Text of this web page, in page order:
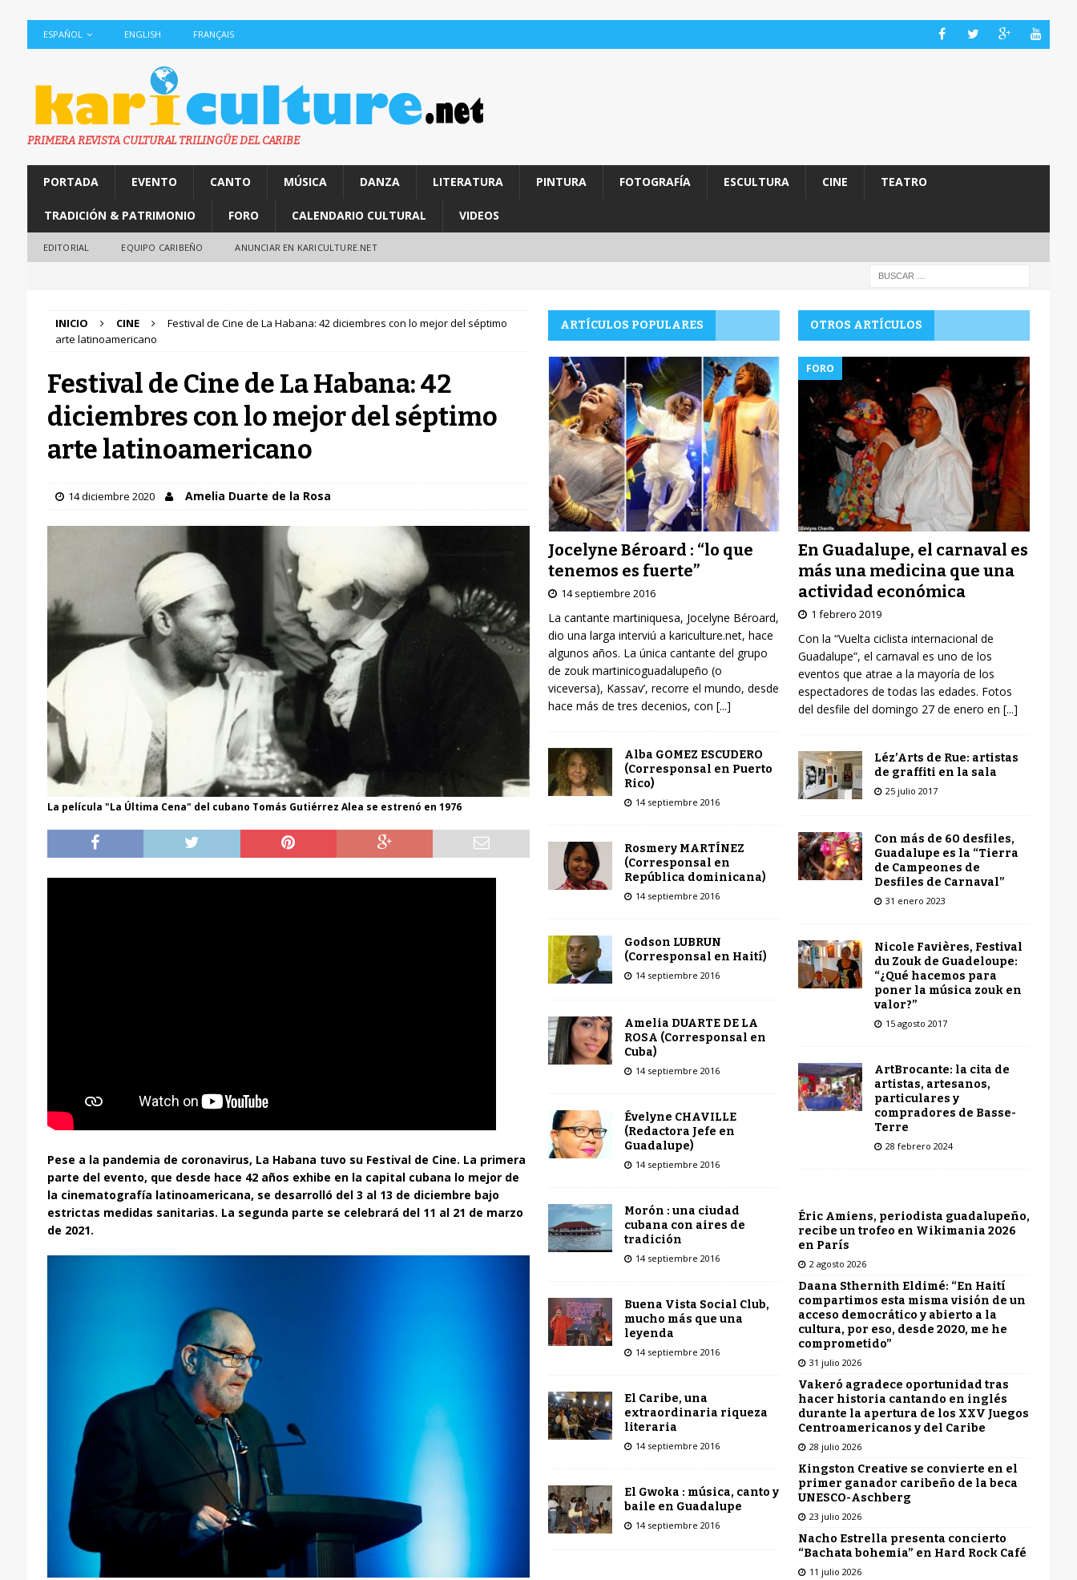
ESPAÑOL ENGLISH FRANÇAIS
PRIMERA REVISTA CULTURAL TRILINGÜE DEL CARIBE
PORTADA EVENTO CANTO MÚSICA DANZA LITERATURA PINTURA FOTOGRAFÍA ESCULTURA CINE TEATRO
TRADICIÓN & PATRIMONIO FORO CALENDARIO CULTURAL VIDEOS
EDITORIAL EQUIPO CARIBEÑO ANUNCIAR EN KARICULTURE.NET
INICIO CINE
Festival de Cine de La Habana: 42 diciembres con lo mejor del séptimo
arte latinoamericano
Festival de Cine de La Habana: 42
diciembres con lo mejor del séptimo
arte latinoamericano
14 diciembre 2020 Amelia Duarte de la Rosa
La película "La Última Cena" del cubano Tomás Gutiérrez Alea se estrenó en 1976
Pese a la pandemia de coronavirus, La Habana tuvo su Festival de Cine. La primera
parte del evento, que desde hace 42 años exhibe en la capital cubana lo mejor de
la cinematografía latinoamericana, se desarrolló del 3 al 13 de diciembre bajo
estrictas medidas sanitarias. La segunda parte se celebrará del 11 al 21 de marzo
de 2021.
ARTÍCULOS POPULARES
Jocelyne Béroard : “lo que
tenemos es fuerte”
14 septiembre 2016
La cantante martiniquesa, Jocelyne Béroard,
dio una larga interviú a kariculture.net, hace
algunos años. La única cantante del grupo
de zouk martinicoguadalupeño (o
viceversa), Kassav’, recorre el mundo, desde
hace más de tres decenios, con [...]
Alba GOMEZ ESCUDERO
(Corresponsal en Puerto
Rico)
14 septiembre 2016
Rosmery MARTÍNEZ
(Corresponsal en
República dominicana)
14 septiembre 2016
Godson LUBRUN
(Corresponsal en Haití)
14 septiembre 2016
Amelia DUARTE DE LA
ROSA (Corresponsal en
Cuba)
14 septiembre 2016
Évelyne CHAVILLE
(Redactora Jefe en
Guadalupe)
14 septiembre 2016
Morón : una ciudad
cubana con aires de
tradición
14 septiembre 2016
Buena Vista Social Club,
mucho más que una
leyenda
14 septiembre 2016
El Caribe, una
extraordinaria riqueza
literaria
14 septiembre 2016
El Gwoka : música, canto y
baile en Guadalupe
14 septiembre 2016
OTROS ARTÍCULOS
FORO
En Guadalupe, el carnaval es
más una medicina que una
actividad económica
1 febrero 2019
Con la “Vuelta ciclista internacional de
Guadalupe”, el carnaval es uno de los
eventos que atrae a la mayoría de los
espectadores de todas las edades. Fotos
del desfile del domingo 27 de enero en [...]
Léz’Arts de Rue: artistas
de graffiti en la sala
25 julio 2017
Con más de 60 desfiles,
Guadalupe es la “Tierra
de Campeones de
Desfiles de Carnaval”
31 enero 2023
Nicole Favières, Festival
du Zouk de Guadeloupe:
“¿Qué hacemos para
poner la música zouk en
valor?”
15 agosto 2017
ArtBrocante: la cita de
artistas, artesanos,
particulares y
compradores de Basse-
Terre
28 febrero 2024
Éric Amiens, periodista guadalupeño,
recibe un trofeo en Wikimania 2026
en París
2 agosto 2026
Daana Sthernith Eldimé: “En Haití
compartimos esta misma visión de un
acceso democrático y abierto a la
cultura, por eso, desde 2020, me he
comprometido”
31 julio 2026
Vakeró agradece oportunidad tras
hacer historia cantando en inglés
durante la apertura de los XXV Juegos
Centroamericanos y del Caribe
28 julio 2026
Kingston Creative se convierte en el
primer ganador caribeño de la beca
UNESCO-Aschberg
23 julio 2026
Nacho Estrella presenta concierto
“Bachata bohemia” en Hard Rock Café
11 julio 2026